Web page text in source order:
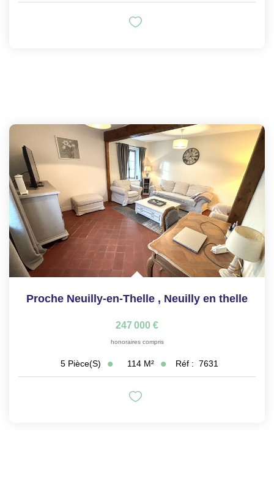
Proche Neuilly-en-Thelle , Neuilly en thelle
247 000 €
honoraires compris
5 Pièce(s) 114 M² Réf : 7631